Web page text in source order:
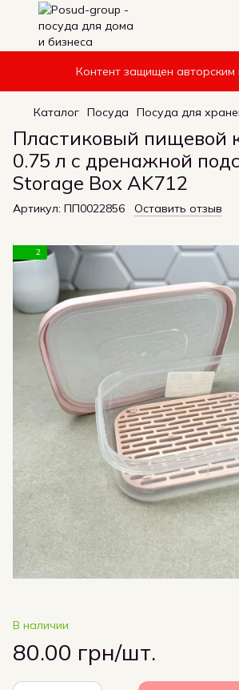
Контент защищен авторским
Каталог Посуда Посуда для
Пластиковый пищевой
0.75 л с дренажной
Storage Box AK712
Артикул: ПП0022856 Оставить отзыв
2
В наличии
80.00 грн/шт.